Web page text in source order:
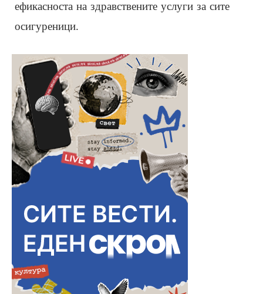
ефикасноста на здравствените услуги за сите
осигуреници.